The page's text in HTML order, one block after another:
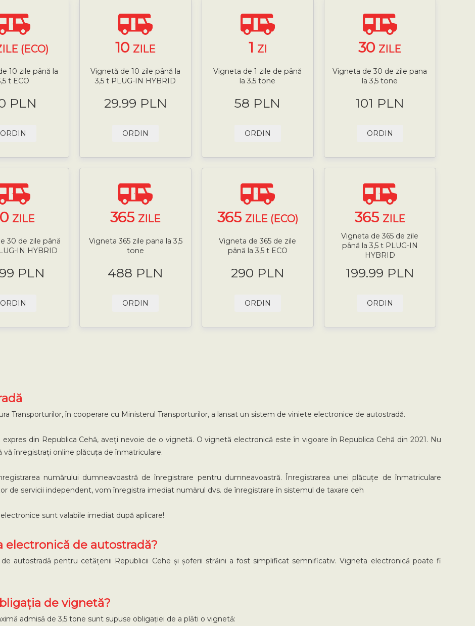
(ECO)
10 zile până la
t ECO
PLN
ORDIN
10 ZILE
Vignetă de 10 zile până la
3,5 t PLUG-IN HYBRID
29.99 PLN
ORDIN
1 ZI
Vigneta de 1 zile de până
la 3,5 tone
58 PLN
ORDIN
30 ZILE
Vigneta de 30 de zile pana
la 3,5 tone
101 PLN
ORDIN
ZILE
30 de zile până
IN HYBRID
PLN
ORDIN
365 ZILE
Vigneta 365 zile pana la 3,5
tone
488 PLN
ORDIN
365 ZILE (ECO)
Vigneta de 365 de zile
până la 3,5 t ECO
290 PLN
ORDIN
365 ZILE
Vigneta de 365 de zile
până la 3,5 t PLUG-IN
HYBRID
199.99 PLN
ORDIN
Transporturilor, în cooperare cu Ministerul Transporturilor, a lansat un sistem de viniete electronice de autostradă.
din Republica Cehă, aveți nevoie de o vignetă. O vignetă electronică este în vigoare în Republica Cehă din 2021. Nu
înregistrați online plăcuța de înmatriculare.
numărului dumneavoastră de înregistrare pentru dumneavoastră. Înregistrarea unei plăcuțe de înmatriculare
de servicii independent, vom înregistra imediat numărul dvs. de înregistrare în sistemul de taxare ceh
sunt valabile imediat după aplicare!
electronică de autostradă?
autostradă pentru cetățenii Republicii Cehe și șoferii străini a fost simplificat semnificativ. Vigneta electronică poate fi
de vignetă?
admisă de 3,5 tone sunt supuse obligației de a plăti o vignetă: